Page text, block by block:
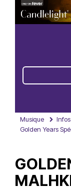
Musique
Golden Years